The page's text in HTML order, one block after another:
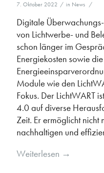
7. Oktober 2022 / in News /
Digitale
von Lichtwerbe- und
schon länger im
Energiekosten sowie
Module wie den
Fokus. Der LichtWART
4.0 auf diverse
Zeit. Er ermöglicht nicht
nachhaltigen und
Weiterlesen →